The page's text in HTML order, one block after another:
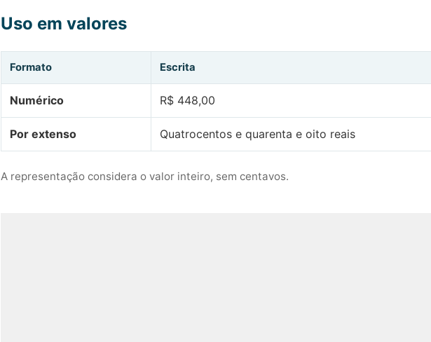
Uso em valores
Formato Escrita
Numérico R$ 448,00
Por extenso Quatrocentos e quarenta e oito reais
A representação considera o valor inteiro, sem centavos.